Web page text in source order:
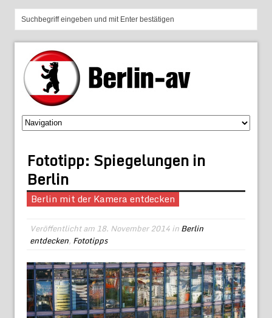
Fototipp: Spiegelungen in
Berlin
Berlin mit der Kamera entdecken
Veröffentlicht am18. November 2014inBerlin
entdecken, Fototipps